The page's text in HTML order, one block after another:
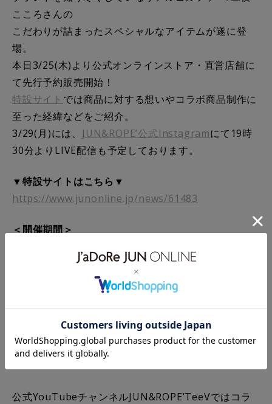
こころさんの
こだわりが詰まったスペシャルなアイテムが遂に登
場。
本日3/25(木)より公式オンラインストア・直営店舗に
て先行予約販売開始！
特設サイト では商品に対する想いやコラボ商品制作に
至った経緯などをご紹介。
3/29(月)には、 JUN&ROPE’公式Instagramにて19時
30分よりLIVE配信も予定しております。
▼特設サイトはこちら▼
https://www.junonline.jp/news/61483
＜開催期間＞
公式オンラインストア：商品一覧リンクを挿入
小田急百貨店 新宿店
アトレ恵比寿 西館店
大丸 東京店
松坂屋 名古屋店
公式YouTubeチャンネルJUN&ROPE’TeeVではコラ